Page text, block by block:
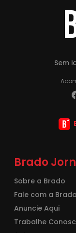
Sem
Brado
Sobre a Brado
Fale com a Brado
Anuncie Aqui
Trabalhe